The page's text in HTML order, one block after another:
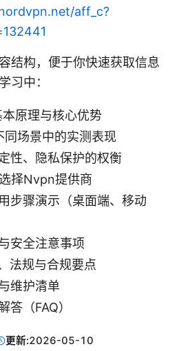
aff_c?
结构，便于你快速获取信息
习中：
原理与核心优势
场景中的实测表现
性、隐私保护的权衡
择Nvpn提供商
步骤演示（桌面端、移动
安全注意事项
法规与合规要点
维护清单
答（FAQ）
更新:2026-05-10